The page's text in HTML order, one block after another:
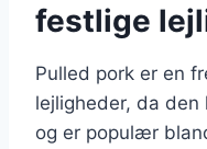
festlige
Pulled pork er en
lejligheder, da
og er populær